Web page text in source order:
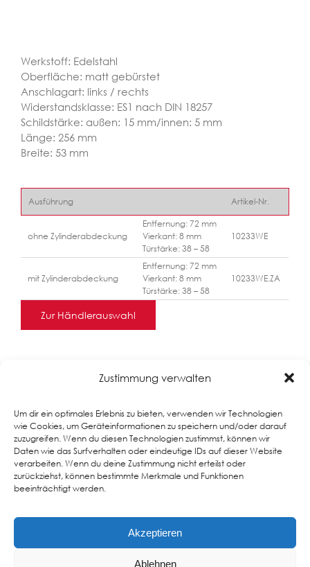
Zustimmung verwalten
Um dir ein optimales Erlebnis zu bieten, verwenden wir Technologien
wie Cookies, um Geräteinformationen zu speichern und/oder darauf
zuzugreifen. Wenn du diesen Technologien zustimmst, können wir
Daten wie das Surfverhalten oder eindeutige IDs auf dieser Website
verarbeiten. Wenn du deine Zustimmung nicht erteilst oder
zurückziehst, können bestimmte Merkmale und Funktionen
beeinträchtigt werden.
Akzeptieren
Ablehnen
Werkstoff: Edelstahl
Oberfläche: matt gebürstet
Anschlagart: links / rechts
Widerstandsklasse: ES1 nach DIN 18257
Schildstärke: außen: 15 mm/innen: 5 mm
Länge: 256 mm
Breite: 53 mm
Ausführung Artikel-Nr.
ohne Zylinderabdeckung
Entfernung: 72 mm
Vierkant: 8 mm
Türstärke: 38 – 58
10233WE
mit Zylinderabdeckung
Entfernung: 72 mm
Vierkant: 8 mm
Türstärke: 38 – 58
10233WE.ZA
Zur Händlerauswahl
Impressum
Sitemap